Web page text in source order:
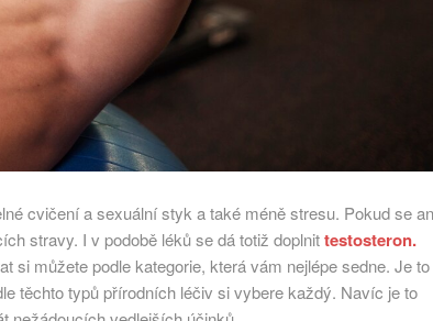
cvičení a sexuální styk a také méně stresu. Pokud se
stravy. I v podobě léků se dá totiž doplnittestosteron.
si můžete podle kategorie, která vám nejlépe sedne. Je to
těchto typů přírodních léčiv si vybere každý. Navíc je to